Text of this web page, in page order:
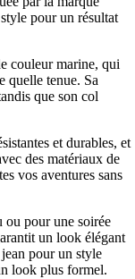
pour un résultat
couleur marine, qui
quelle tenue. Sa
que son col
et durables, et
des matériaux de
vos aventures sans
ou pour une soirée
un look élégant
pour un style
look plus formel.